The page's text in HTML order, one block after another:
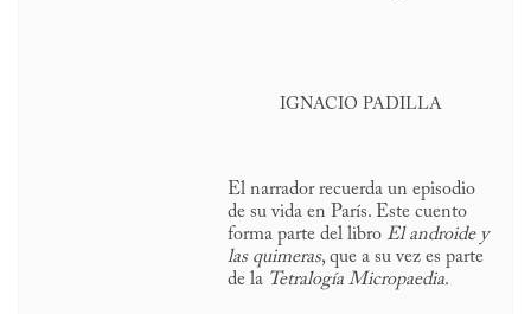
IGNACIO PADILLA
El narrador recuerda un episodio
de su vida en París. Este cuento
forma parte del libro El androide y
las quimeras, que a su vez es parte
de la Tetralogía Micropaedia.